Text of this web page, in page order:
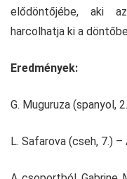
elődöntőjébe, aki
harcolhatja ki a
Eredmények:
G. Muguruza (spanyol,
L. Safarova (cseh, 7.)